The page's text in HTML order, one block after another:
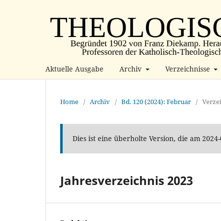
Aktuelle Ausgabe Archiv Verzeichnisse
Home / Archiv / Bd. 120 (2024): Februar /
Dies ist eine überholte Version, die am
Jahresverzeichnis 2023